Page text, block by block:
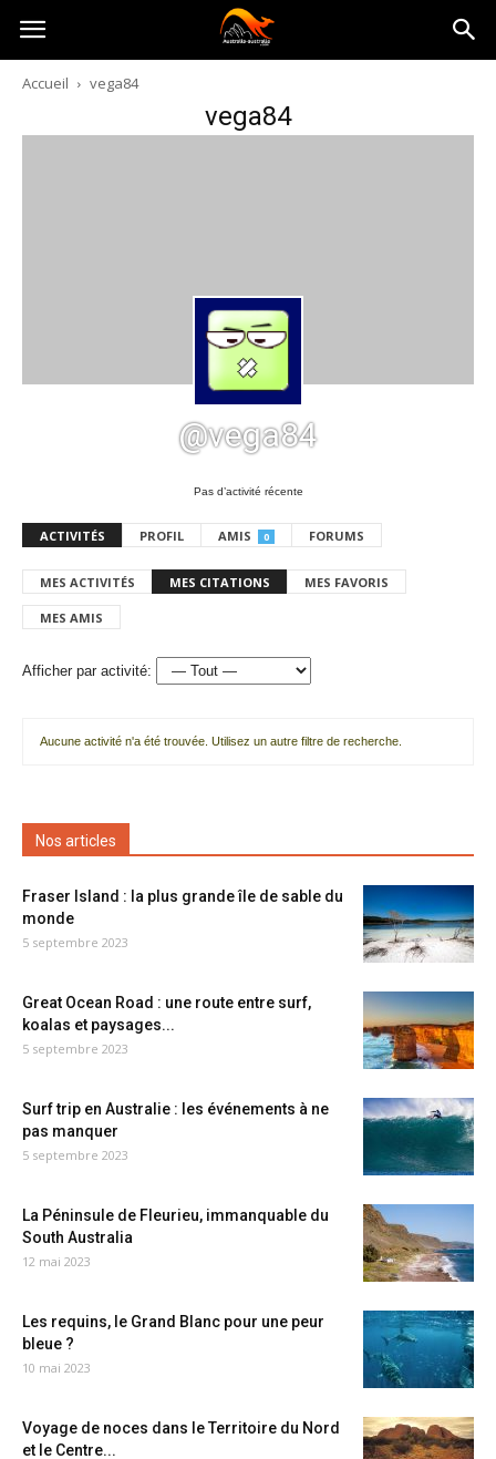
Australia-
australie.com
Accueil vega84
vega84
@vega84
Pas d’activité récente
ACTIVITÉS PROFIL AMIS 0 FORUMS
MES ACTIVITÉS MES CITATIONS MES FAVORIS
MES AMIS
Afficher par activité:
Aucune activité n'a été trouvée. Utilisez un autre filtre de recherche.
Nos articles
Fraser Island : la plus grande île de sable du
monde
5 septembre 2023
Great Ocean Road : une route entre surf,
koalas et paysages...
5 septembre 2023
Surf trip en Australie : les événements à ne
pas manquer
5 septembre 2023
La Péninsule de Fleurieu, immanquable du
South Australia
12 mai 2023
Les requins, le Grand Blanc pour une peur
bleue ?
10 mai 2023
Voyage de noces dans le Territoire du Nord
et le Centre...